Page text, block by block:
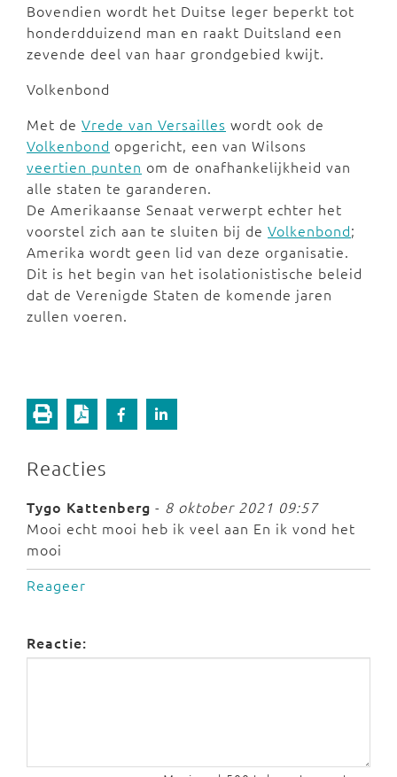
Bovendien wordt het Duitse leger beperkt tot
honderdduizend man en raakt Duitsland een
zevende deel van haar grondgebied kwijt.
Volkenbond
Met de Vrede van Versailles wordt ook de
Volkenbond opgericht, een van Wilsons
veertien punten om de onafhankelijkheid van
alle staten te garanderen.
De Amerikaanse Senaat verwerpt echter het
voorstel zich aan te sluiten bij de Volkenbond;
Amerika wordt geen lid van deze organisatie.
Dit is het begin van het isolationistische beleid
dat de Verenigde Staten de komende jaren
zullen voeren.
Reacties
Tygo Kattenberg - 8 oktober 2021 09:57
Mooi echt mooi heb ik veel aan En ik vond het
mooi
Reageer
Reactie: